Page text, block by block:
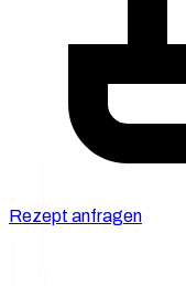
Rezept anfragen